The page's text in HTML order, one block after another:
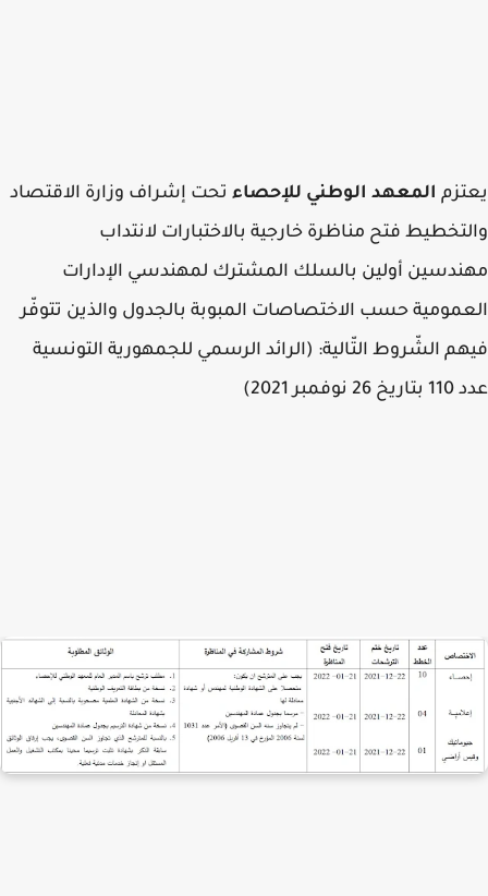
المعهد الوطني للإحصاءتحت إشراف وزارة الاقتصاد
فتح مناظرة خارجية بالاختبارات لانتداب
أولين بالسلك المشترك لمهندسي الإدارات
حسب الاختصاصات المبوبة بالجدول والذين تتوفّر
الشّروط التّالية: (الرائد الرسمي للجمهورية التونسية
2021)